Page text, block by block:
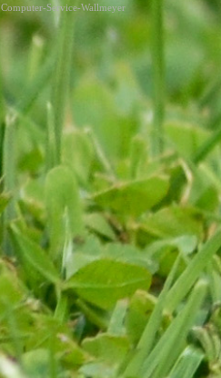
Computer-Service-Wallmeyer